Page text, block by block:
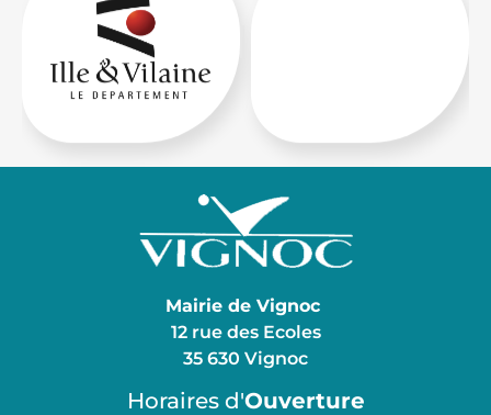
Mairie de Vignoc
12 rue des Ecoles
35 630 Vignoc
Horaires d'Ouverture